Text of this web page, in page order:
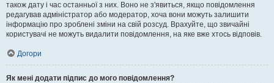
також дату і час останньої з них. Воно не з'явиться, якщо повідомлення
редагував адміністратор або модератор, хоча вони можуть залишити
інформацію про зроблені зміни на свій розсуд. Врахуйте, що звичайні
користувачі не можуть видалити повідомлення, на яке вже хтось відповів.
Догори
Як мені додати підпис до мого повідомлення?